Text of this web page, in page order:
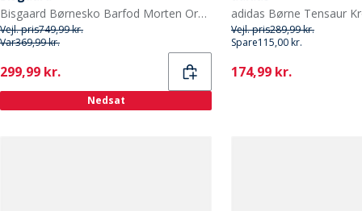
Bisgaard Børnesko Barfod Morten Orange
Vejl. pris749,99 kr.
Var369,99 kr.
Current
299,99 kr.
Nedsat
Vejl. pris289,99 kr.
Spare115,00 kr.
Current
174,99 kr.